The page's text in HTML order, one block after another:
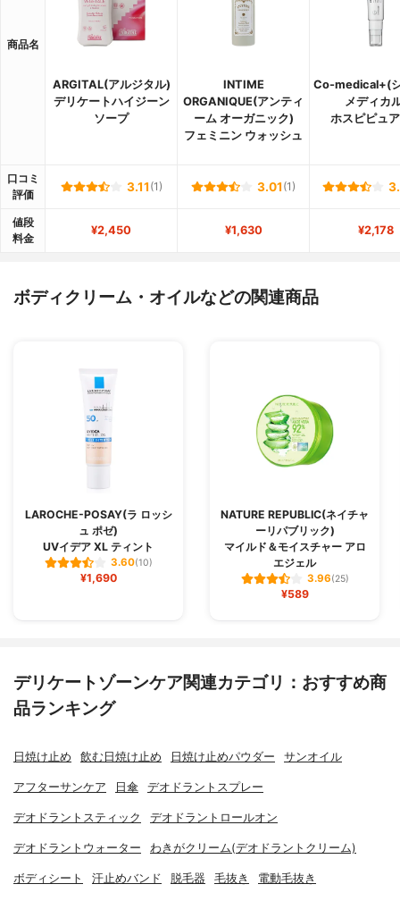
商品名
ARGITAL(アルジタル)
デリケートハイジーン
ソープ
INTIME
ORGANIQUE(アンティ
ーム オーガニック)
フェミニン ウォッシュ
Co-medical+(
メディカ
ホスピピュ
口コミ
評価
3.11 (1) 3.01 (1)
値段
料金
¥2,450 ¥1,630 ¥2,178
ボディクリーム・オイルなどの関連商品
LAROCHE-POSAY(ラ ロッシ
ュ ポゼ)
UVイデア XL ティント
3.60(10)
¥1,690
NATURE REPUBLIC(ネイチャ
ーリパブリック)
マイルド＆モイスチャー アロ
エジェル
3.96(25)
¥589
デリケートゾーンケア関連カテゴリ：おすすめ商
品ランキング
日焼け止め 飲む日焼け止め 日焼け止めパウダー サンオイル
アフターサンケア 日傘 デオドラントスプレー
デオドラントスティック デオドラントロールオン
デオドラントウォーター わきがクリーム(デオドラントクリーム)
ボディシート 汗止めバンド 脱毛器 毛抜き 電動毛抜き